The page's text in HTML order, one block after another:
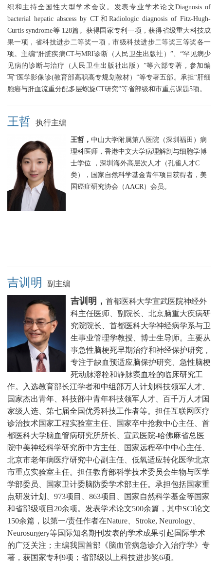
织和主持全国性大型学术会议。发表专业学术论文Diagnosis of
bacterial hepatic abscess by CT和Radiologic diagnosis of Fitz-Hugh-
Curtis syndrome等 128篇。获得国家专利一项，获得省级重大科技成
果一项，省科技进步二等奖一项，市级科技进步二等奖三等奖各一
项。主编“肝脏疾病CT与MRI诊断（人民卫生出版社）”、“罕见病少
见病的诊断与治疗（人民卫生出版社出版）”等六部专著，参加编
写“医学影像诊(教育部高职高专规划教材）”等专著五部。承担“肝细
胞癌与肝血流重分配多层螺旋CT研究”等省部级和市重点课题5项。
王哲 执行主编
王哲， 中山大学附属第八医院（深圳福田）病
理科医师，香港中文大学病理解剖与细胞学博
士学位 ，深圳海外高层次人才（孔雀人才C
类），国家自然科学基金青年项目获得者，美
国癌症研究协会（AACR）会员。
吉训明 副主编
吉训明， 首都医科大学宣武医院神经外
科主任医师、副院长、北京脑重大疾病研
究院院长、首都医科大学神经病学系与卫
生事业管理学教授、博士生导师。主要从
事急性脑梗死早期治疗和神经保护研究，
专注于缺血预适应脑保护研究、急性脑梗
死动脉溶栓和静脉窦血栓的临床研究工
作。
入选教育部长江学者和中组部万人计划科技领军人才、
国家杰出青年、科技部中青年科技领军人才、百千万人才国
家级人选、第七届全国优秀科技工作者等。担任互联网医疗
诊治技术国家工程实验室主任、国家卒中抢救中心主任、首
都医科大学脑血管病研究所所长、宣武医院-哈佛麻省总医
院中美神经科学研究所中方主任、国家远程卒中中心主任、
北京市老年病医疗研究中心副主任、低氧适应转化医学北京
市重点实验室主任。担任教育部科学技术委员会生物与医学
学部委员、国家卫计委脑防委学术部主任。承担包括国家重
点研发计划、973项目、863项目、国家自然科学基金等国家
和省部级项目20余项。发表学术论文500余篇，其中SCI论文
150余篇，以第一/责任作者在Nature、Stroke, Neurology、
Neurosurgery等国际知名期刊发表的学术成果引起国际学术
的广泛关注；主编我国首部《脑血管病急诊介入治疗学》专
著，获国家专利9项；省部级以上科技进步奖6项。